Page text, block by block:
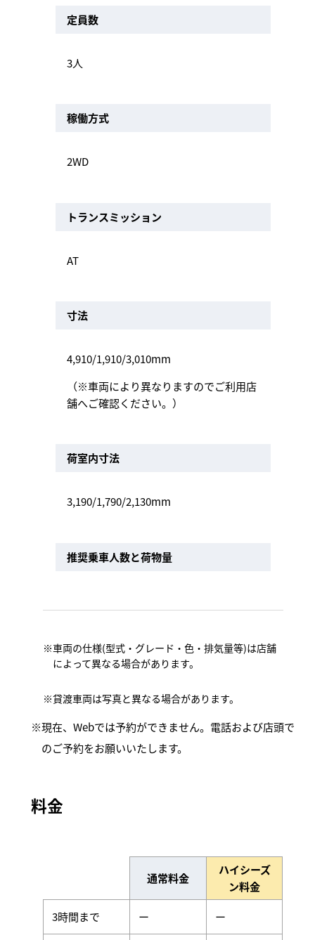
定員数
3人
稼働方式
2WD
トランスミッション
AT
寸法
4,910/1,910/3,010mm
（※車両により異なりますのでご利用店
舗へご確認ください。）
荷室内寸法
3,190/1,790/2,130mm
推奨乗車人数と荷物量
車両の仕様(型式・グレード・色・排気量等)は店舗
によって異なる場合があります。
貸渡車両は写真と異なる場合があります。
現在、Webでは予約ができません。電話および店頭で
のご予約をお願いいたします。
料金
通常料金
ハイシーズ
ン料金
3時間まで
ー ー